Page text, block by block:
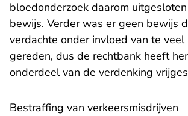
bloedonderzoek daarom
bewijs. Verder was er geen bewijs
verdachte onder invloed van te
gereden, dus de rechtbank heeft
onderdeel van de verdenking
Bestraffing van verkeersmisdrijven